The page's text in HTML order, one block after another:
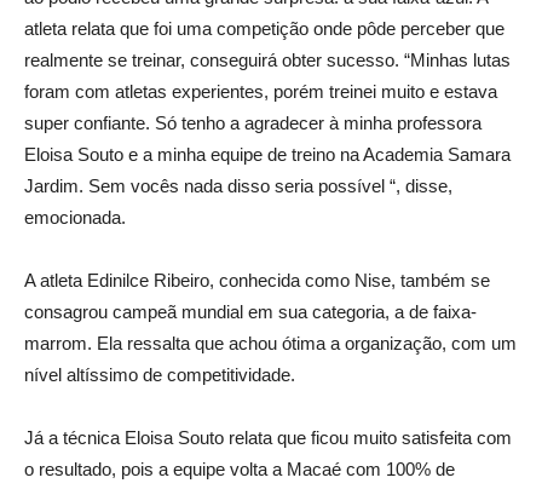
atleta relata que foi uma competição onde pôde perceber que
realmente se treinar, conseguirá obter sucesso. “Minhas lutas
foram com atletas experientes, porém treinei muito e estava
super confiante. Só tenho a agradecer à minha professora
Eloisa Souto e a minha equipe de treino na Academia Samara
Jardim. Sem vocês nada disso seria possível “, disse,
emocionada.
A atleta Edinilce Ribeiro, conhecida como Nise, também se
consagrou campeã mundial em sua categoria, a de faixa-
marrom. Ela ressalta que achou ótima a organização, com um
nível altíssimo de competitividade.
Já a técnica Eloisa Souto relata que ficou muito satisfeita com
o resultado, pois a equipe volta a Macaé com 100% de